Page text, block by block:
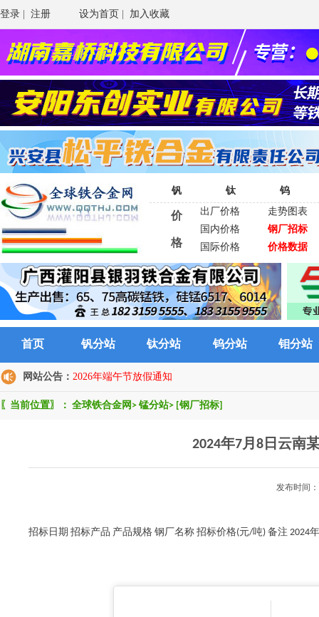
登录 注册 设为首页 加入收藏
钒 钛 钨
价
格
出厂价格
走势图表
国内价格
钢厂招标
国际价格
价格数据
首页 钒分站 钛分站 钨分站 钼分站
网站公告： 2026年端午节放假通知
〖当前位置〗： 全球铁合金网 > 锰分站> [钢厂招标]
2024年7月8日云南
发布时间
招标日期 招标产品 产品规格 钢厂名称 招标价格(元/吨) 备注 2024